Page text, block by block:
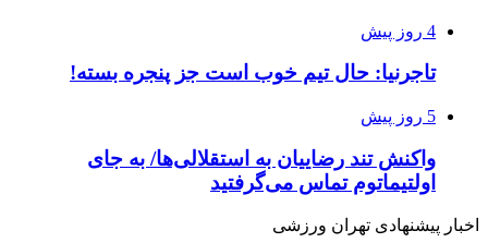
4 روز پیش
تاجرنیا: حال تیم خوب است جز پنجره بسته!
5 روز پیش
واکنش تند رضاییان به استقلالی‌ها/ به جای
اولتیماتوم تماس می‌گرفتید
اخبار پیشنهادی تهران ورزشی